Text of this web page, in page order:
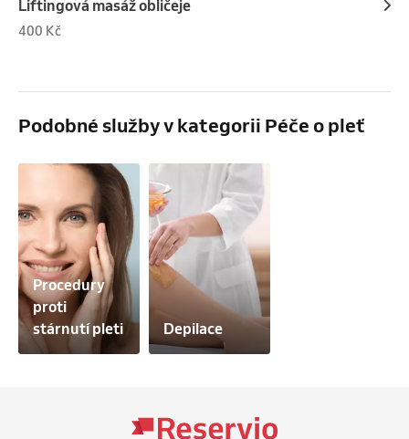
Liftingová masáž obličeje
400 Kč
Podobné služby v kategorii Péče o pleť
Procedury
proti
stárnutí pleti
Depilace